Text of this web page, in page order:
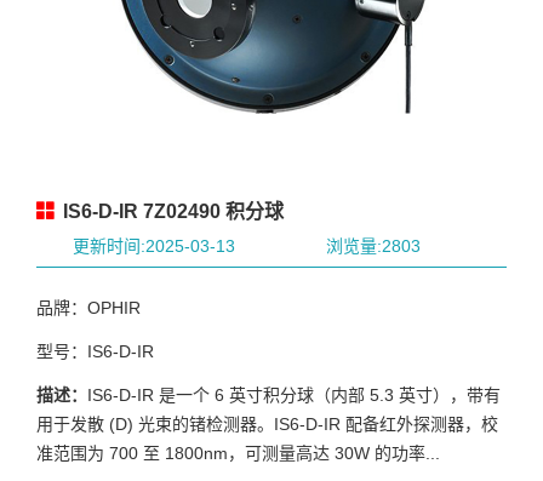
IS6-D-IR 7Z02490 积分球
更新时间:2025-03-13 浏览量:2803
品牌：OPHIR
型号：IS6-D-IR
描述： IS6-D-IR 是一个 6 英寸积分球（内部 5.3 英寸），带有
用于发散 (D) 光束的锗检测器。IS6-D-IR 配备红外探测器，校
准范围为 700 至 1800nm，可测量高达 30W 的功率...